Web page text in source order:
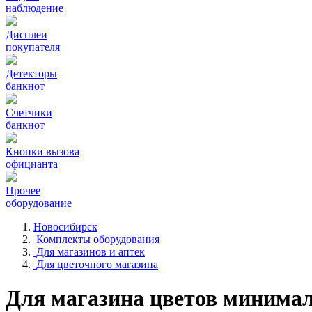
наблюдение
Дисплеи
покупателя
Детекторы
банкнот
Счетчики
банкнот
Кнопки вызова
официанта
Прочее
оборудование
Новосибирск
Комплекты оборудования
Для магазинов и аптек
Для цветочного магазина
Для магазина цветов